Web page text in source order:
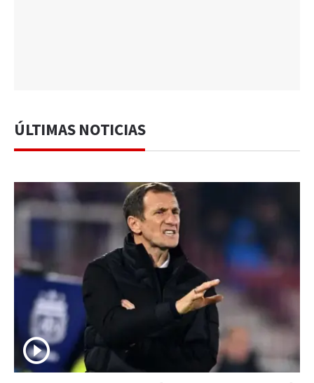
ÚLTIMAS NOTICIAS